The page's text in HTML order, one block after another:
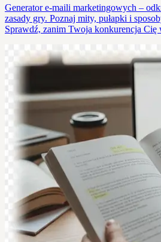
Generator e-maili marketingowych –
zasady gry. Poznaj mity, pułapki i
Sprawdź, zanim Twoja konkurencja Cię